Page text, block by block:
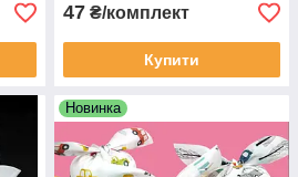
47 ₴/комплект
Купити
Новинка